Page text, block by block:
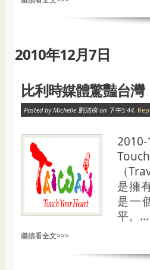
2010年12月7日
比利時媒體驚豔台灣
Posted by Michelle 劉清痕 on 下午5:44.
（
是擁
是一
平。...
繼續看全文>>>